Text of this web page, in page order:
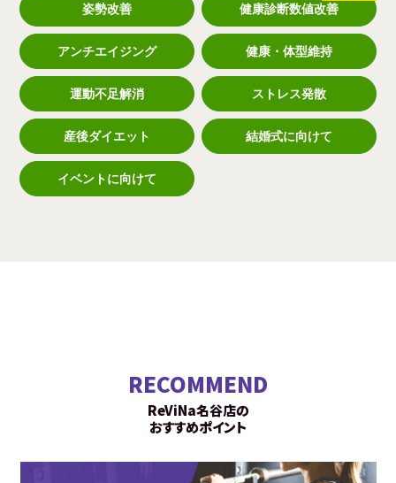
姿勢改善 健康診断数値改善
アンチエイジング 健康・体型維持
運動不足解消 ストレス発散
産後ダイエット 結婚式に向けて
イベントに向けて
RECOMMEND
ReViNa名谷店の
おすすめポイント